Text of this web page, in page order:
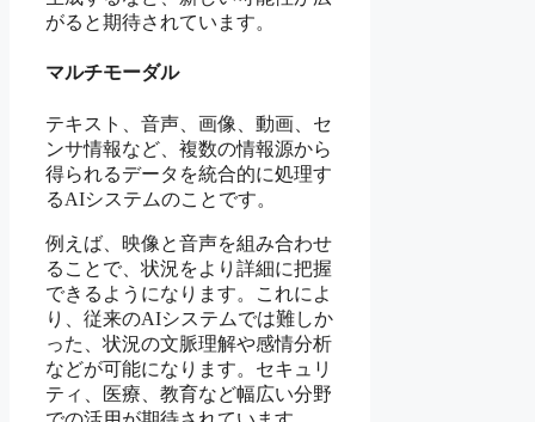
がると期待されています。
マルチモーダル
テキスト、音声、画像、動画、セ
ンサ情報など、複数の情報源から
得られるデータを統合的に処理す
るAIシステムのことです。
例えば、映像と音声を組み合わせ
ることで、状況をより詳細に把握
できるようになります。これによ
り、従来のAIシステムでは難しか
った、状況の文脈理解や感情分析
などが可能になります。セキュリ
ティ、医療、教育など幅広い分野